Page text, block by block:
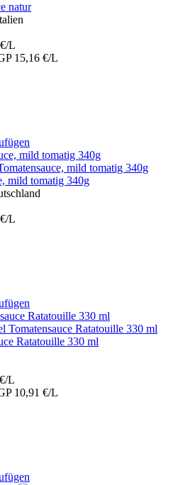
natur
L
15,16 €/L
mild tomatig 340g
L
Ratatouille 330 ml
L
10,91 €/L